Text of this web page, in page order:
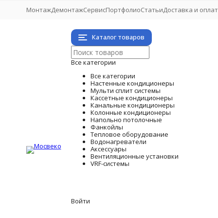
МонтажДемонтажСервисПортфолиоСтатьиДоставка и
Каталог товаров
Все категории
Все категории
Настенные кондиционеры
Мульти сплит системы
Кассетные кондиционеры
Канальные кондиционеры
Колонные кондиционеры
Напольно потолочные
Фанкойлы
Тепловое оборудование
Водонагреватели
Аксессуары
Вентиляционные установки
VRF-системы
Войти